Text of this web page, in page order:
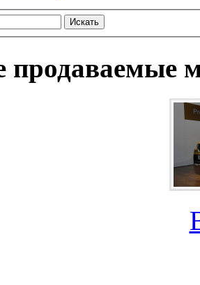
продаваемые